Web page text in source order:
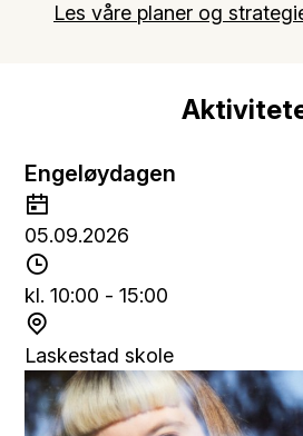
Les våre planer og
Engeløydagen
a
o
05.09.2026
i
s
p
u
kl. 10:00 - 15:00
t
e
d
Laskestad skole